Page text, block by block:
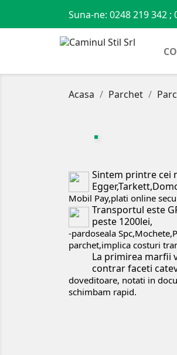
Suna-ne: 0248 219 342 ;
Acasa Parchet
Sintem printre cei
Mobil Pay,plati online
Transportul este
peste 1200lei,
-pardoseala
parchet,implica costuri
La primirea marfii
contrar faceti
doveditoare, notati in
schimbam rapid.